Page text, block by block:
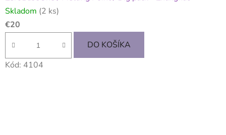
Skladom (2 ks)
€20
DO KOŠÍKA
Kód: 4104